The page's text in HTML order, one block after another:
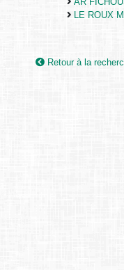
LE ROUX
Retour à la